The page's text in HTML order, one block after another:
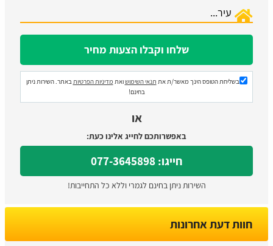
בשליחת הטופס הינך מאשר/ת את תנאי השימושואת מדיניות הפרטיותבאתר. השירות ניתן
בחינם!
או
באפשרותכם לחייג אלינו כעת:
חייגו: 077-3645898
השירות ניתן בחינם לגמרי וללא כל התחייבות!
חוות דעת אחרונות